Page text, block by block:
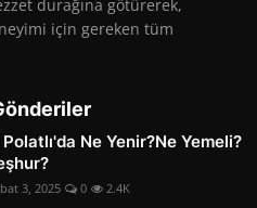
durağına götürerek,
için gereken tüm
Ne Yenir?Ne Yemeli?
3, 2025 0 2.4K